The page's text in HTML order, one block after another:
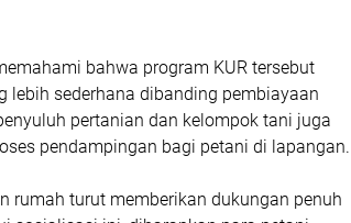
bahwa program KUR tersebut
lebih sederhana dibanding pembiayaan
pertanian dan kelompok tani juga
pendampingan bagi petani di lapangan.
rumah turut memberikan dukungan penuh